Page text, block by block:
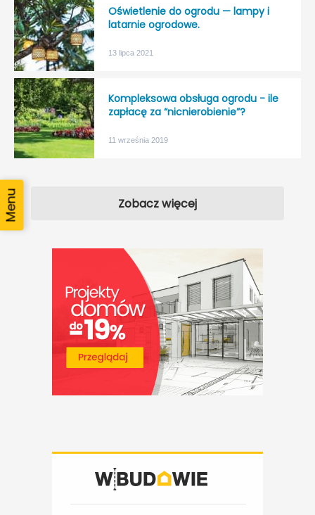
Oświetlenie do ogrodu — lampy i
latarnie ogrodowe.
13 lipca 2021
Kompleksowa obsługa ogrodu - ile
zapłacę za “nicnierobienie”?
11 września 2019
Zobacz więcej